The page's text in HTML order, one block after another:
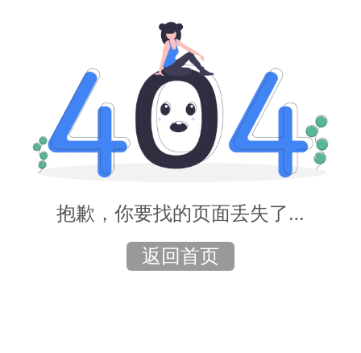
抱歉，你要找的页面丢失了…
返回首页